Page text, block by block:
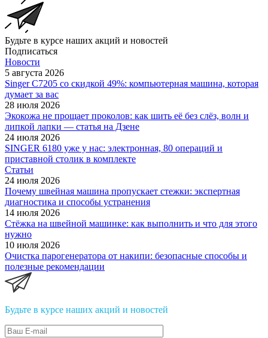
Будьте в курсе наших акций и новостей
Подписаться
Новости
5 августа 2026
Singer C7205 со скидкой 49%: компьютерная машина, которая
думает за вас
28 июля 2026
Экокожа не прощает проколов: как шить её без слёз, волн и
липкой лапки — статья на Дзене
24 июля 2026
SINGER 6180 уже у нас: электронная, 80 операций и
приставной столик в комплекте
Статьи
24 июля 2026
Почему швейная машина пропускает стежки: экспертная
диагностика и способы устранения
14 июля 2026
Стёжка на швейной машинке: как выполнить и что для этого
нужно
10 июля 2026
Очистка парогенератора от накипи: безопасные способы и
полезные рекомендации
Будьте в курсе наших акций и новостей